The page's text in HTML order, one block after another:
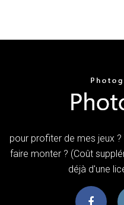
pour profiter de mes jeux
faire monter ? (Coût
déjà d'une